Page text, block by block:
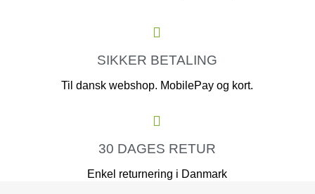
SIKKER BETALING
Til dansk webshop. MobilePay og kort.
30 DAGES RETUR
Enkel returnering i Danmark